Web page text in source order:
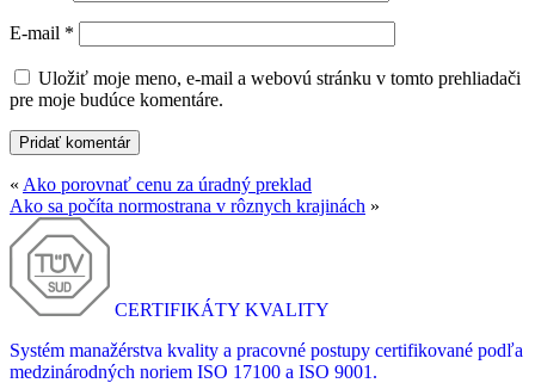
E-mail *
Uložiť moje meno, e-mail a webovú stránku v tomto prehliadači
pre moje budúce komentáre.
« Ako porovnať cenu za úradný preklad
Ako sa počíta normostrana v rôznych krajinách »
CERTIFIKÁTY KVALITY
Systém manažérstva kvality a pracovné postupy certifikované podľa
medzinárodných noriem ISO 17100 a ISO 9001.